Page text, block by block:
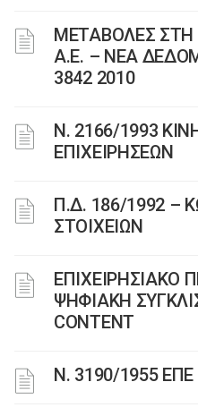
ΜΕΤΑΒΟΛΕΣ
Α.Ε. – ΝΕΑ
3842 2010
Ν. 2166/1993
ΕΠΙΧΕΙΡΗΣΕΩΝ
Π.Δ. 186/1992 –
ΣΤΟΙΧΕΙΩΝ
ΕΠΙΧΕΙΡΗΣΙΑΚΟ
ΨΗΦΙΑΚΗ
CONTENT
Ν. 3190/1955 ΕΠΕ